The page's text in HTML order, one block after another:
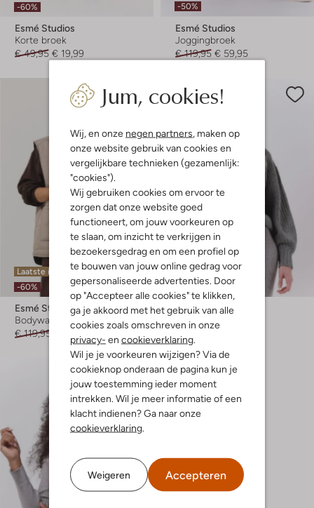
Jum, cookies!
Wij, en onze negen partners, maken op
onze website gebruik van cookies en
vergelijkbare technieken (gezamenlijk:
"cookies").
Wij gebruiken cookies om ervoor te
zorgen dat onze website goed
functioneert, om jouw voorkeuren op
te slaan, om inzicht te verkrijgen in
bezoekersgedrag en om een profiel op
te bouwen van jouw online gedrag voor
gepersonaliseerde advertenties. Door
op "Accepteer alle cookies" te klikken,
ga je akkoord met het gebruik van alle
cookies zoals omschreven in onze
privacy- en cookieverklaring.
Wil je je voorkeuren wijzigen? Via de
cookieknop onderaan de pagina kun je
jouw toestemming ieder moment
intrekken. Wil je meer informatie of een
klacht indienen? Ga naar onze
cookieverklaring.
Weigeren Accepteren
-60%
Esmé Studios
Korte broek
€ 49,95 € 19,99
-50%
Esmé Studios
Joggingbroek
€ 119,95 € 59,95
Laatste items
-60%
Esmé Studios
Bodywarmer
€ 119,95
€ 47,99
Laatste maten
-60%
Esmé Studios
Coltrui
€ 159,95